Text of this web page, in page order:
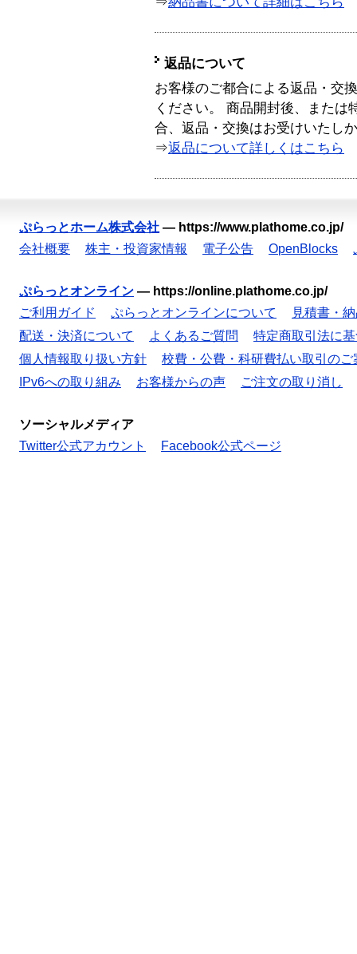
返品について
お客様のご都合による返品・交
ください。 商品開封後、または
合、返品・交換はお受けいたし
⇒返品について詳しくはこちら
ぷらっとホーム株式会社 — https://www.plathome.co.jp/
会社概要
株主・投資家情報 電子公告 OpenBlocks
ぷらっとオンライン — https://online.plathome.co.jp/
ご利用ガイド
ぷらっとオンラインについて
見積書・
配送・決済について
よくあるご質問
特定商取引法に
個人情報取り扱い方針
校費・公費・科研費払い取引のご
IPv6への取り組み
お客様からの声 ご注文の取り消し
ソーシャルメディア
Twitter公式アカウント
Facebook公式ページ